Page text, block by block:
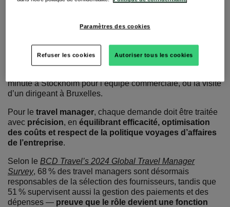
budgets et la conformité
La journée commence tôt, souvent avec une vague de
nouvelles demandes de voyage : une équipe part à Lyon
minute à Stockholm pour l’équipe commerciale, ou la visite
d’un dirigeant à Bruxelles.
Pour le travel manager, chaque demande doit être traitée
avec précision, en équilibrant efficacité, optimisation
des coûts et respect de la politique voyages d’affaires
de l’entreprise.
Selon le BCD Travel’s 2024 Global Travel Manager
Survey, 68 % des travel managers sont désormais
responsables de la sélection des fournisseurs, tandis que
51 % supervisent aussi la gestion des paiements et des
dépenses — preuve que le rôle devient une fonction
Paramètres des cookies
Refuser les cookies Autoriser tous les cookies